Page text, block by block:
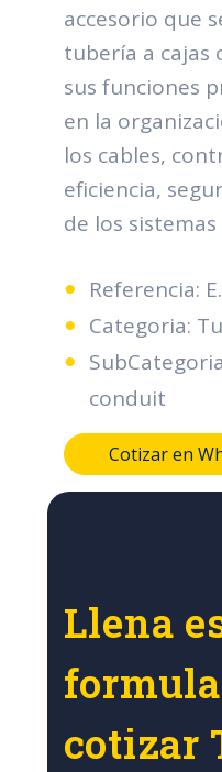
accesorio que
tubería a cajas
sus funciones
en la
los cables,
eficiencia,
de los
Referencia:
Categoria:
conduit
Cotizar en
Llena
cotizar